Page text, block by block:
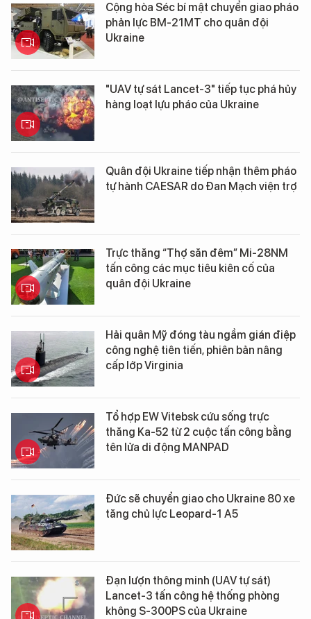
Cộng hòa Séc bí mật chuyển giao pháo
phản lực BM-21MT cho quân đội
Ukraine
"UAV tự sát Lancet-3" tiếp tục phá hủy
hàng loạt lựu pháo của Ukraine
Quân đội Ukraine tiếp nhận thêm pháo
tự hành CAESAR do Đan Mạch viện trợ
Trực thăng “Thợ săn đêm” Mi-28NM
tấn công các mục tiêu kiên cố của
quân đội Ukraine
Hải quân Mỹ đóng tàu ngầm gián điệp
công nghệ tiên tiến, phiên bản nâng
cấp lớp Virginia
Tổ hợp EW Vitebsk cứu sống trực
thăng Ka-52 từ 2 cuộc tấn công bằng
tên lửa di động MANPAD
Đức sẽ chuyển giao cho Ukraine 80 xe
tăng chủ lực Leopard-1 A5
Đạn lượn thông minh (UAV tự sát)
Lancet-3 tấn công hệ thống phòng
không S-300PS của Ukraine